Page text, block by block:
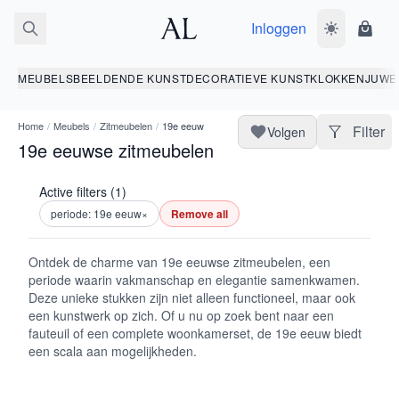
Inloggen Wissel
MEUBELSBEELDENDE KUNSTDECORATIEVE KUNSTKLOKKEN
Home / Meubels / Zitmeubelen / 19e eeuw
19e eeuwse zitmeubelen
Volgen Filter
Active filters (1)
periode: 19e eeuw× Remove all
Ontdek de charme van 19e eeuwse zitmeubelen, een
periode waarin vakmanschap en elegantie samenkwamen.
Deze unieke stukken zijn niet alleen functioneel, maar ook
een kunstwerk op zich. Of u nu op zoek bent naar een
fauteuil of een complete woonkamerset, de 19e eeuw biedt
een scala aan mogelijkheden.